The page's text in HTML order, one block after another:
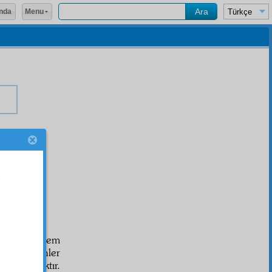
edip, hem
bilsinler
e düşmanlıktır.
Menu